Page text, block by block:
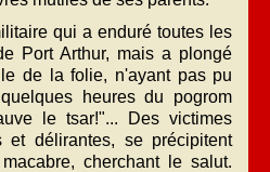
qui a enduré toutes les
Port Arthur, mais a plongé
de la folie, n'ayant pas pu
heures du pogrom
le tsar!"... Des victimes
et délirantes, se précipitent
cherchant le salut.